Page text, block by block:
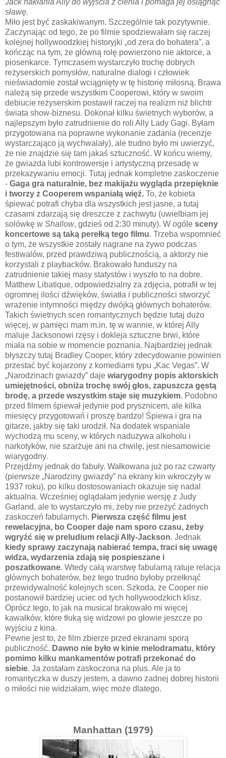
Jack nakłania Ally do wyjścia z cienia i pomaga jej osiągnąć
sławę.
Miło jest być zaskakiwanym. Szczególnie tak pozytywnie.
Zaczynając od tego, że po filmie spodziewałam się raczej
kolejnej hollywoodzkiej historyjki „od zera do bohatera”, a
kończąc na tym, że główną rolę powierzono nie aktorce, a
piosenkarce. Tymczasem wystarczyło trochę dobrych
reżyserskich pomysłów, naturalne dialogi i człowiek
nieświadomie został wciągnięty w tę historię miłosną. Brawa
należą się przede wszystkim Cooperowi, który w swoim
debiucie reżyserskim postawił raczej na realizm niż blichtr
świata show-biznesu. Dokonał kilku świetnych wyborów, a
najlepszym było zatrudnienie do roli Ally Lady Gagi. Byłam
przygotowana na poprawne wykonanie zadania (recenzje
wystarczająco ją wychwalały), ale trudno było mi uwierzyć,
że nie znajdzie się tam jakaś sztuczność. W końcu wiemy,
że gwiazda lubi kontrowersje i artystyczną przesadę w
przekazywaniu emocji. Tutaj jednak kompletne zaskoczenie
- Gaga gra naturalnie, bez makijażu wygląda przepięknie
i tworzy z Cooperem wspaniałą więź. To, że kobieta
śpiewać potrafi chyba dla wszystkich jest jasne, a tutaj
czasami zdarzają się dreszcze z zachwytu (uwielbiam jej
solówkę w Shallow, gdzieś od 2:30 minuty). W ogóle sceny
koncertowe są taką perełką tego filmu. Trzeba wspomnieć
o tym, że wszystkie zostały nagrane na żywo podczas
festiwalów, przed prawdziwą publicznością, a aktorzy nie
korzystali z playbacków. Brakowało funduszy na
zatrudnienie takiej masy statystów i wyszło to na dobre.
Matthew Libatique, odpowiedzialny za zdjęcia, potrafił w tej
ogromnej ilości dźwięków, światła i publiczności stworzyć
wrażenie intymności między dwójką głównych bohaterów.
Takich świetnych scen romantycznych będzie tutaj dużo
więcej, w pamięci mam m.in. tę w wannie, w której Ally
maluje Jacksonowi rzęsy i dokleja sztuczne brwi, które
miała na sobie w momencie poznania. Najbardziej jednak
błyszczy tutaj Bradley Cooper, który zdecydowanie powinien
przestać być kojarzony z komediami typu „Kac Vegas”. W
„Narodzinach gwiazdy” daje wiarygodny popis aktorskich
umiejętności, obniża trochę swój głos, zapuszcza gęstą
brodę, a przede wszystkim staje się muzykiem. Podobno
przed filmem śpiewał jedynie pod prysznicem, ale kilka
miesięcy przygotowań i proszę bardzo! Śpiewa i gra na
gitarze, jakby się taki urodził. Na dodatek wspaniale
wychodzą mu sceny, w których nadużywa alkoholu i
narkotyków, nie szarżuje ani na chwilę, jest niesamowicie
wiarygodny.
Przejdźmy jednak do fabuły. Wałkowana już po raz czwarty
(pierwsze „Narodziny gwiazdy” na ekrany kin wkroczyły w
1937 roku), po kilku dostosowaniach okazuje się nadal
aktualna. Wcześniej oglądałam jedynie wersję z Judy
Garland, ale to wystarczyło mi, żeby nie przeżyć żadnych
zaskoczeń fabularnych. Pierwsza część filmu jest
rewelacyjna, bo Cooper daje nam sporo czasu, żeby
wgryźć się w preludium relacji Ally-Jackson. Jednak
kiedy sprawy zaczynają nabierać tempa, traci się uwagę
widza, wydarzenia zdają się pospieszane i
poszatkowane. Wtedy całą warstwę fabularną ratuje relacja
głównych bohaterów, bez tego trudno byłoby przełknąć
przewidywalność kolejnych scen. Szkoda, że Cooper nie
postanowił bardziej uciec od tych hollywoodzkich klisz.
Oprócz tego, to jak na musical brakowało mi więcej
kawałków, które tłuką się widzowi po głowie jeszcze po
wyjściu z kina.
Pewne jest to, że film zbierze przed ekranami sporą
publiczność. Dawno nie było w kinie melodramatu, który
pomimo kilku mankamentów potrafi przekonać do
siebie. Ja zostałam zaskoczona na plus. Ale ja to
romantyczka w duszy jestem, a dawno żadnej dobrej historii
o miłości nie widziałam, więc może dlatego.
Manhattan (1979)